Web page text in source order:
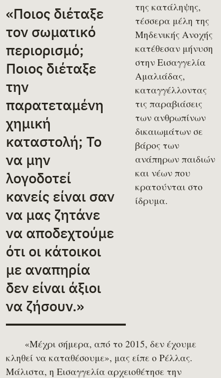
«Ποιος διέταξε
τον σωματικό
περιορισμό;
Ποιος διέταξε
την
παρατεταμένη
χημική
καταστολή; Το
να μην
λογοδοτεί
κανείς είναι σαν
να μας ζητάνε
να αποδεχτούμε
ότι οι κάτοικοι
με αναπηρία
δεν είναι άξιοι
να ζήσουν.»
της κατάληψης,
τέσσερα μέλη της
Μηδενικής Ανοχής
κατέθεσαν μήνυση
στην Εισαγγελία
Αμαλιάδας,
καταγγέλλοντας
τις παραβιάσεις
των ανθρωπίνων
δικαιωμάτων σε
βάρος των
ανάπηρων παιδιών
και νέων που
κρατούνται στο
ίδρυμα.
«Μέχρι σήμερα, από το 2015, δεν έχουμε
κληθεί να καταθέσουμε», μας είπε ο Ρέλλας.
Μάλιστα, η Εισαγγελία αρχειοθέτησε την